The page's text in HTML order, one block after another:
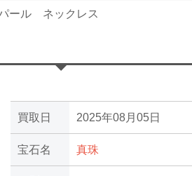
ール ネックレス
買取日 2025年08月05日
宝石名 真珠